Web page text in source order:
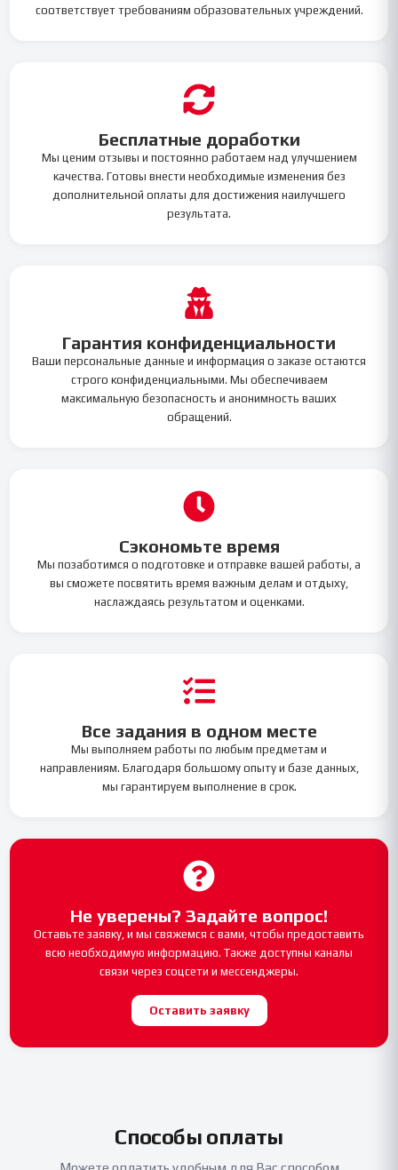
соответствует требованиям образовательных учреждений.
Бесплатные доработки
Мы ценим отзывы и постоянно работаем над улучшением
качества. Готовы внести необходимые изменения без
дополнительной оплаты для достижения наилучшего
результата.
Гарантия конфиденциальности
Ваши персональные данные и информация о заказе остаются
строго конфиденциальными. Мы обеспечиваем
максимальную безопасность и анонимность ваших
обращений.
Сэкономьте время
Мы позаботимся о подготовке и отправке вашей работы, а
вы сможете посвятить время важным делам и отдыху,
наслаждаясь результатом и оценками.
Все задания в одном месте
Мы выполняем работы по любым предметам и
направлениям. Благодаря большому опыту и базе данных,
мы гарантируем выполнение в срок.
Не уверены? Задайте вопрос!
Оставьте заявку, и мы свяжемся с вами, чтобы предоставить
всю необходимую информацию. Также доступны каналы
связи через соцсети и мессенджеры.
Оставить заявку
Способы оплаты